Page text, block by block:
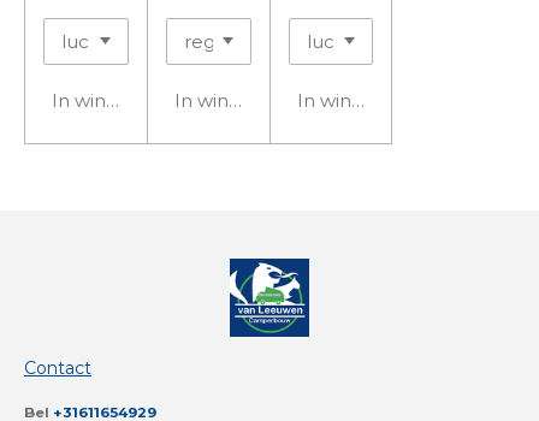
In winkelwagenIn winkelwagenIn winkelwagen
Contact
Bel +31611654929